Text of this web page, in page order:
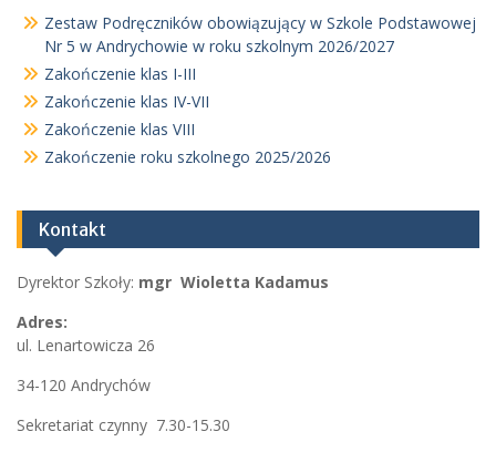
Zestaw Podręczników obowiązujący w Szkole Podstawowej
Nr 5 w Andrychowie w roku szkolnym 2026/2027
Zakończenie klas I-III
Zakończenie klas IV-VII
Zakończenie klas VIII
Zakończenie roku szkolnego 2025/2026
Kontakt
Dyrektor Szkoły: mgr Wioletta Kadamus
Adres:
ul. Lenartowicza 26
34-120 Andrychów
Sekretariat czynny 7.30-15.30